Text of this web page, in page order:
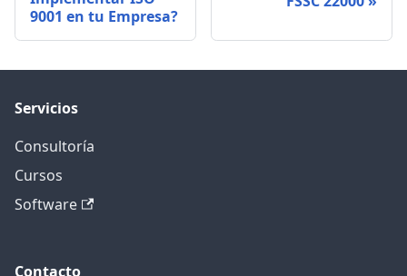
9001 en tu Empresa?
Servicios
Consultoría
Cursos
Software
Contacto